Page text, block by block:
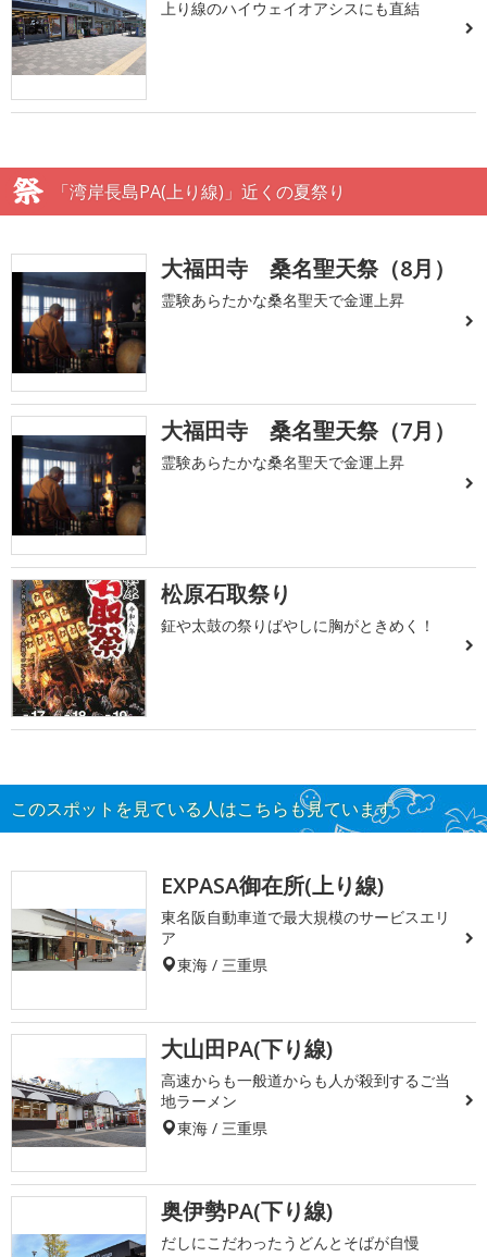
上り線のハイウェイオアシスにも直結
「湾岸長島PA(上り線)」近くの夏祭り
大福田寺 桑名聖天祭（8月）
霊験あらたかな桑名聖天で金運上昇
大福田寺 桑名聖天祭（7月）
霊験あらたかな桑名聖天で金運上昇
松原石取祭り
鉦や太鼓の祭りばやしに胸がときめく！
このスポットを見ている人はこちらも見ています
EXPASA御在所(上り線)
東名阪自動車道で最大規模のサービスエリ
ア
東海 / 三重県
大山田PA(下り線)
高速からも一般道からも人が殺到するご当
地ラーメン
東海 / 三重県
奥伊勢PA(下り線)
だしにこだわったうどんとそばが自慢